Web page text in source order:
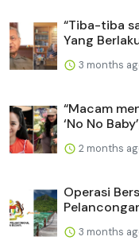
“Tiba-tiba
Yang
3 months
“Macam
‘No No
2 months
Operasi
3 months